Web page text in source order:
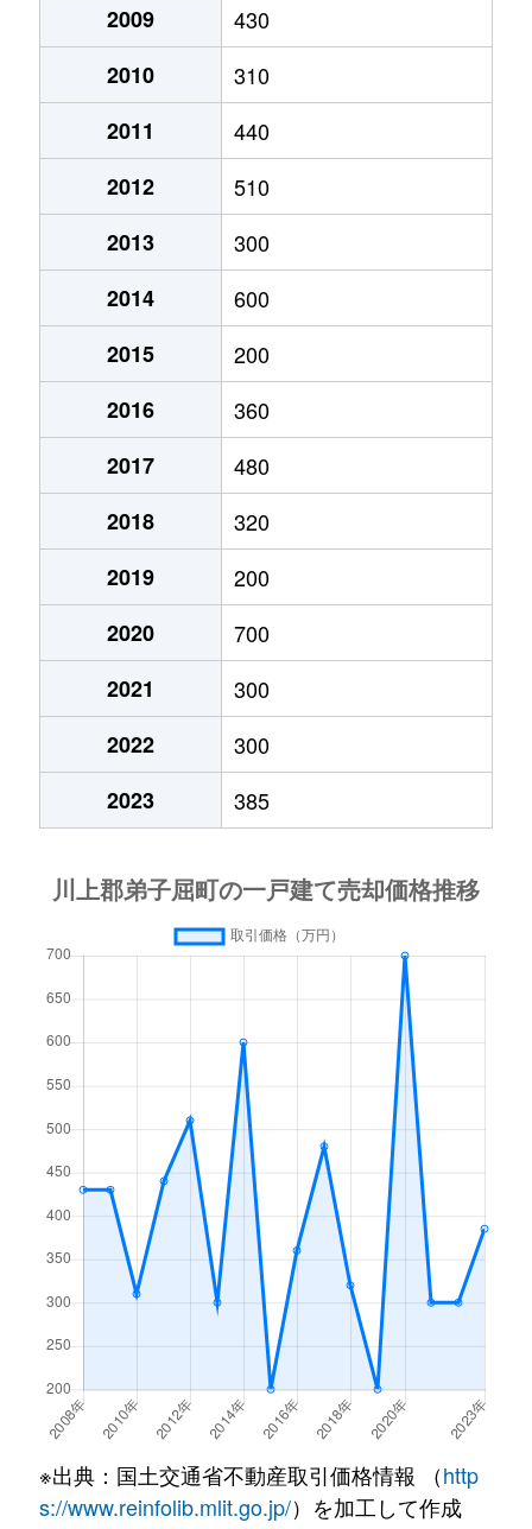
2009
430
2010
310
2011
440
2012
510
2013
300
2014
600
2015
200
2016
360
2017
480
2018
320
2019
200
2020
700
2021
300
2022
300
2023
385
※出典：国土交通省不動産取引価格情報 （http
s://www.reinfolib.mlit.go.jp/）を加工して作成